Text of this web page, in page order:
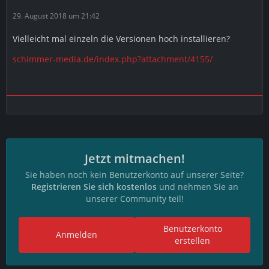
29. August 2018 um 21:42
Vielleicht mal einzeln die Versionen hoch installieren?
schimmer-media.de/index.php?attachment/4155/
Jetzt mitmachen!
Sie haben noch kein Benutzerkonto auf unserer Seite?
Registrieren Sie sich kostenlosund nehmen Sie an
unserer Community teil!
Benutzerkonto
erstellen
Anmelden